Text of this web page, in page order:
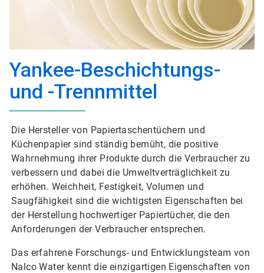
Yankee-Beschichtungs-
und -Trennmittel
Die Hersteller von Papiertaschentüchern und
Küchenpapier sind ständig bemüht, die positive
Wahrnehmung ihrer Produkte durch die Verbraucher zu
verbessern und dabei die Umweltverträglichkeit zu
erhöhen. Weichheit, Festigkeit, Volumen und
Saugfähigkeit sind die wichtigsten Eigenschaften bei
der Herstellung hochwertiger Papiertücher, die den
Anforderungen der Verbraucher entsprechen.
Das erfahrene Forschungs- und Entwicklungsteam von
Nalco Water kennt die einzigartigen Eigenschaften von